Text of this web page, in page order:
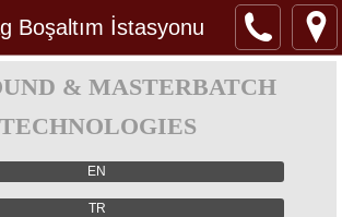
Boşaltım İstasyonu
Besleme (Model H)
& MASTERBATCH
TECHNOLOGIES
EN
TR